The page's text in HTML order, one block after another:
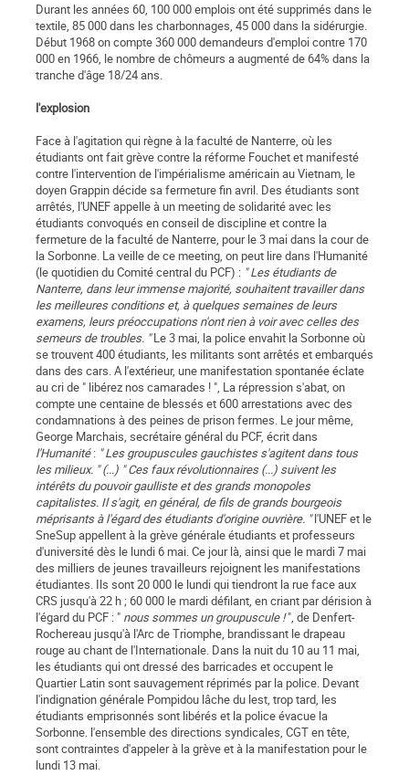
Durant les années 60, 100 000 emplois ont été supprimés dans le
textile, 85 000 dans les charbonnages, 45 000 dans la sidérurgie.
Début 1968 on compte 360 000 demandeurs d'emploi contre 170
000 en 1966, le nombre de chômeurs a augmenté de 64% dans la
tranche d'âge 18/24 ans.
l'explosion
Face à l'agitation qui règne à la faculté de Nanterre, où les
étudiants ont fait grève contre la réforme Fouchet et manifesté
contre l'intervention de l'impérialisme américain au Vietnam, le
doyen Grappin décide sa fermeture fin avril. Des étudiants sont
arrêtés, l'UNEF appelle à un meeting de solidarité avec les
étudiants convoqués en conseil de discipline et contre la
fermeture de la faculté de Nanterre, pour le 3 mai dans la cour de
la Sorbonne. La veille de ce meeting, on peut lire dans l'Humanité
(le quotidien du Comité central du PCF) : " Les étudiants de
Nanterre, dans leur immense majorité, souhaitent travailler dans
les meilleures conditions et, à quelques semaines de leurs
examens, leurs préoccupations n'ont rien à voir avec celles des
semeurs de troubles. "Le 3 mai, la police envahit la Sorbonne où
se trouvent 400 étudiants, les militants sont arrêtés et embarqués
dans des cars. A l'extérieur, une manifestation spontanée éclate
au cri de " libérez nos camarades ! ", La répression s'abat, on
compte une centaine de blessés et 600 arrestations avec des
condamnations à des peines de prison fermes. Le jour même,
George Marchais, secrétaire général du PCF, écrit dans
l'Humanité: " Les groupuscules gauchistes s'agitent dans tous
les milieux. " (...) " Ces faux révolutionnaires (...) suivent les
intérêts du pouvoir gaulliste et des grands monopoles
capitalistes. Il s'agit, en général, de fils de grands bourgeois
méprisants à l'égard des étudiants d'origine ouvrière. "l'UNEF et le
SneSup appellent à la grève générale étudiants et professeurs
d'université dès le lundi 6 mai. Ce jour là, ainsi que le mardi 7 mai
des milliers de jeunes travailleurs rejoignent les manifestations
étudiantes. Ils sont 20 000 le lundi qui tiendront la rue face aux
CRS jusqu'à 22 h ; 60 000 le mardi défilant, en criant par dérision à
l'égard du PCF : " nous sommes un groupuscule !", de Denfert-
Rochereau jusqu'à l'Arc de Triomphe, brandissant le drapeau
rouge au chant de l'Internationale. Dans la nuit du 10 au 11 mai,
les étudiants qui ont dressé des barricades et occupent le
Quartier Latin sont sauvagement réprimés par la police. Devant
l'indignation générale Pompidou lâche du lest, trop tard, les
étudiants emprisonnés sont libérés et la police évacue la
Sorbonne. l'ensemble des directions syndicales, CGT en tête,
sont contraintes d'appeler à la grève et à la manifestation pour le
lundi 13 mai.